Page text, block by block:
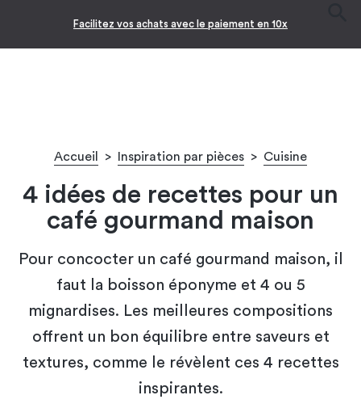
Facilitez vos achats avec le paiement en 10x
Accueil > Inspiration par pièces > Cuisine
4 idées de recettes pour un
café gourmand maison
Pour concocter un café gourmand maison, il
faut la boisson éponyme et 4 ou 5
mignardises. Les meilleures compositions
offrent un bon équilibre entre saveurs et
textures, comme le révèlent ces 4 recettes
inspirantes.